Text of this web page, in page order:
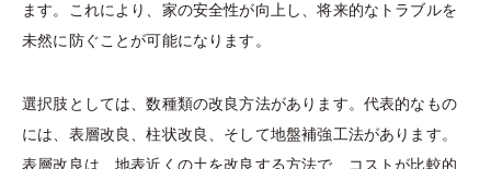
ます。これにより、家の安全性が向上し、将来的なトラブルを
未然に防ぐことが可能になります。
選択肢としては、数種類の改良方法があります。代表的なもの
には、表層改良、柱状改良、そして地盤補強工法があります。
表層改良は、地表近くの土を改良する方法で、コストが比較的